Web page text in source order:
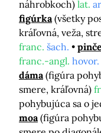
náhrobkoch) lat.
figúrka (všetky
kráľovná, veža,
franc. šach.
franc.-angl. hovor.
dáma (figúra
smere, kráľovná)
pohybujúca sa o
moa (figúra